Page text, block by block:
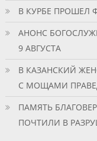
В КУРБЕ ПРОШЕЛ
АНОНС
9 АВГУСТА
В КАЗАНСКИЙ
С МОЩАМИ
ПАМЯТЬ
ПОЧТИЛИ В